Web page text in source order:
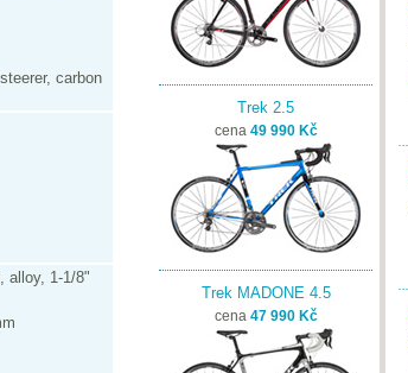
carbon
alloy, 1-1/8"
Trek 2.5
cena 49 990 Kč
Trek MADONE 4.5
cena 47 990 Kč